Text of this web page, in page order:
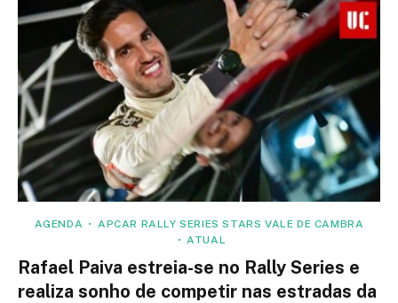
AGENDA
APCAR RALLY SERIES STARS VALE DE CAMBRA
ATUAL
Rafael Paiva estreia-se no Rally Series e
realiza sonho de competir nas estradas da